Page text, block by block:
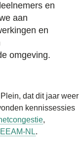
en
aan
en
omgeving.
dat dit jaar weer
kennissessies
,
NL.